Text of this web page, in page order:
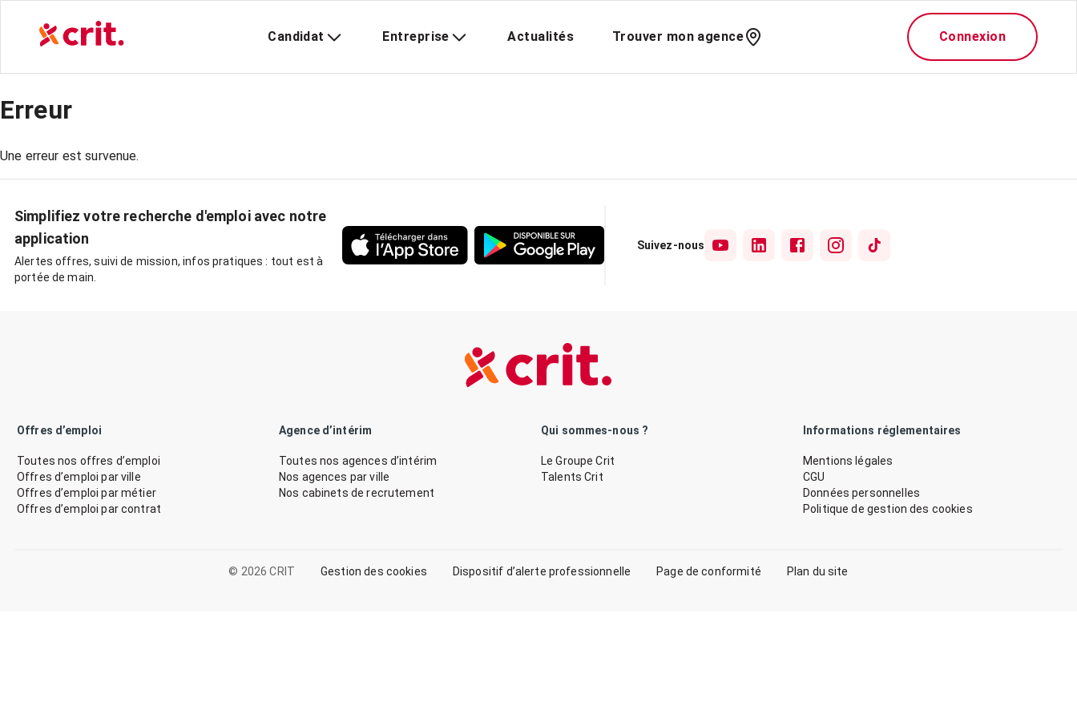
Candidat Entreprise Actualités Trouver mon agence Connexion
Erreur
Une erreur est survenue.
Simplifiez votre recherche d'emploi avec notre
application
Alertes offres, suivi de mission, infos pratiques : tout est à
portée de main.
Suivez-nous
Offres d’emploi
Toutes nos offres d’emploi
Offres d’emploi par ville
Offres d’emploi par métier
Offres d’emploi par contrat
Agence d’intérim
Toutes nos agences d’intérim
Nos agences par ville
Nos cabinets de recrutement
Qui sommes-nous ?
Le Groupe Crit
Talents Crit
Informations réglementaires
Mentions légales
CGU
Données personnelles
Politique de gestion des cookies
© 2026 CRIT Gestion des cookies Dispositif d’alerte professionnelle Page de conformité Plan du site